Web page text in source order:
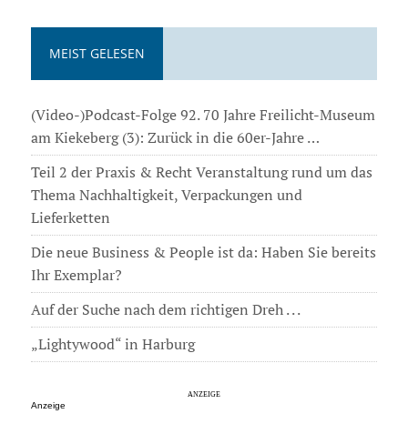
MEIST GELESEN
(Video-)Podcast-Folge 92. 70 Jahre Freilicht-Museum
am Kiekeberg (3): Zurück in die 60er-Jahre …
Teil 2 der Praxis & Recht Veranstaltung rund um das
Thema Nachhaltigkeit, Verpackungen und
Lieferketten
Die neue Business & People ist da: Haben Sie bereits
Ihr Exemplar?
Auf der Suche nach dem richtigen Dreh . . .
„Lightywood“ in Harburg
Anzeige